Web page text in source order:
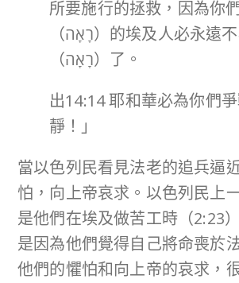
所要施行的拯救，因為你
（רָאָה）的埃及人必永遠不再看見
（רָאָה）了。
出14:14 耶和華必為你們
靜！」
當以色列民看見法老的追兵逼
怕，向上帝哀求。以色列民上
是他們在埃及做苦工時（2:23
是因為他們覺得自己將命喪於
他們的懼怕和向上帝的哀求，